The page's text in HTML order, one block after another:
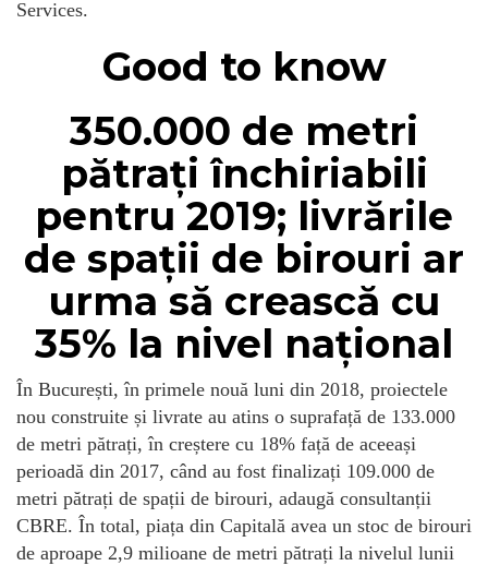
Services.
Good to know
350.000 de metri
pătrați închiriabili
pentru 2019; livrările
de spații de birouri ar
urma să crească cu
35% la nivel național
În București, în primele nouă luni din 2018, proiectele
nou construite și livrate au atins o suprafață de 133.000
de metri pătrați, în creștere cu 18% față de aceeași
perioadă din 2017, când au fost finalizați 109.000 de
metri pătrați de spații de birouri, adaugă consultanții
CBRE. În total, piața din Capitală avea un stoc de birouri
de aproape 2,9 milioane de metri pătrați la nivelul lunii